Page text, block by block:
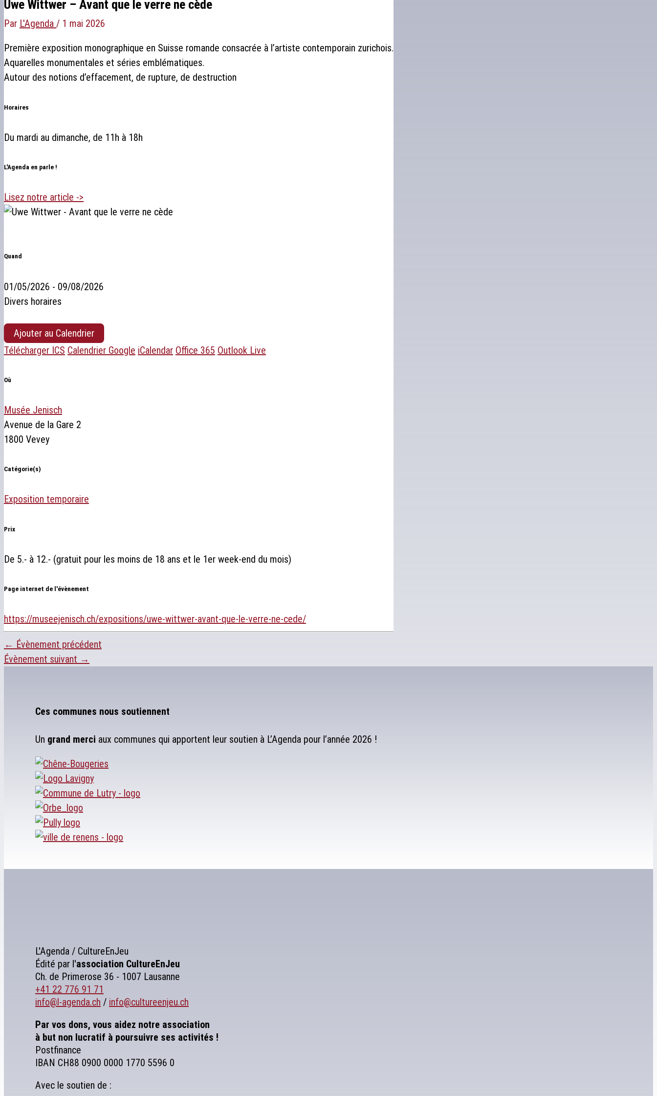
Uwe Wittwer – Avant que le verre ne cède
Par L'Agenda / 1 mai 2026
Première exposition monographique en Suisse romande consacrée à l’artiste contemporain zurichois.
Aquarelles monumentales et séries emblématiques.
Autour des notions d’effacement, de rupture, de destruction
Horaires
Du mardi au dimanche, de 11h à 18h
L'Agenda en parle !
Lisez notre article ->
Quand
01/05/2026 - 09/08/2026
Divers horaires
Ajouter au Calendrier
Télécharger ICS Calendrier Google iCalendar Office 365 Outlook Live
Où
Musée Jenisch
Avenue de la Gare 2
1800 Vevey
Catégorie(s)
Exposition temporaire
Prix
De 5.- à 12.- (gratuit pour les moins de 18 ans et le 1er week-end du mois)
Page internet de l'évènement
https://museejenisch.ch/expositions/uwe-wittwer-avant-que-le-verre-ne-cede/
← Évènement précédent
Évènement suivant →
Ces communes nous soutiennent
Un grand merci aux communes qui apportent leur soutien à L’Agenda pour l’année 2026 !
L'Agenda / CultureEnJeu
Édité par l'association CultureEnJeu
Ch. de Primerose 36 - 1007 Lausanne
+41 22 776 91 71
info@l-agenda.ch / info@cultureenjeu.ch
Par vos dons, vous aidez notre association
à but non lucratif à poursuivre ses activités !
Postfinance
IBAN CH88 0900 0000 1770 5596 0
Avec le soutien de :